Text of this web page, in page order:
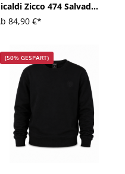
Zicco 474 Salvador
- Baggy Fit
Straight Leg in Light
84,90 €*
(50% GESPART)